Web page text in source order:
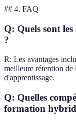
## 4. FAQ
Q: Quels sont
?
R: Les avantages
meilleure rétention
d'apprentissage.
Q: Quelles
formation